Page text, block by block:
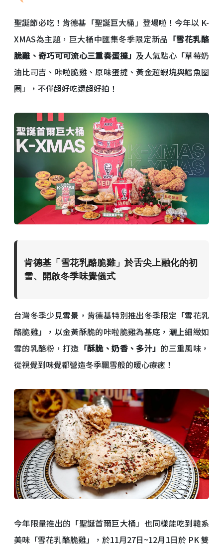
聖誕節必吃！肯德基「聖誕巨大桶」登場啦！今年以 K-
XMAS為主題，巨大桶中匯集冬季限定新品 「雪花乳酪
脆雞、奇巧可可流心三重奏蛋撻」及人氣點心「草莓奶
油比司吉、咔啦脆雞、原味蛋撻、黃金超蝦塊與鱈魚圈
圈」，不僅超好吃還超好拍！
肯德基「雪花乳酪脆雞」於舌尖上融化的初
雪、開啟冬季味覺儀式
台灣冬季少見雪景，肯德基特別推出冬季限定「雪花乳
酪脆雞」，以金黃酥脆的咔啦脆雞為基底，灑上細緻如
雪的乳酪粉，打造 「酥脆、奶香、多汁」 的三重風味，
從視覺到味覺都營造冬季飄雪般的暖心療癒！
今年限量推出的「聖誕首爾巨大桶」也同樣能吃到韓系
美味「雪花乳酪脆雞」，於11月27日~12月1日於 PK 雙